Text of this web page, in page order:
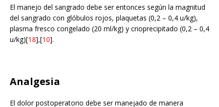
El manejo del sangrado debe ser entonces según la magnitud
del sangrado con glóbulos rojos, plaquetas (0,2 – 0,4 u/kg),
plasma fresco congelado (20 ml/kg) y crioprecipitado (0,2 – 0,4
u/kg)[18],[10].
Analgesia
El dolor postoperatorio debe ser manejado de manera